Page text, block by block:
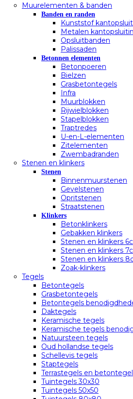
Muurelementen & banden
Banden en randen
Kunststof
Metalen
Opsluitbanden
Palissaden
Betonnen elementen
Betonpoeren
Bielzen
Grasbetontegels
Infra
Muurblokken
Rijwielblokken
Stapelblokken
Traptredes
U-en-L-elementen
Zitelementen
Zwembadranden
Stenen en klinkers
Stenen
Binnenmuurstenen
Gevelstenen
Opritstenen
Straatstenen
Klinkers
Betonklinkers
Gebakken klinkers
Stenen en klinkers
Stenen en klinkers
Stenen en klinkers
Zoak-klinkers
Tegels
Betontegels
Grasbetontegels
Betontegels
Daktegels
Keramische tegels
Keramische tegels
Natuursteen tegels
Oud hollandse tegels
Schellevis tegels
Staptegels
Terrastegels en
Tuintegels 30x30
Tuintegels 50x50